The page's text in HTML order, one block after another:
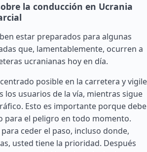
la conducción en Ucrania
estar preparados para algunas
que, lamentablemente, ocurren a
ucranianas hoy en día.
posible en la carretera y vigile
los usuarios de la vía, mientras sigue
Esto es importante porque debe
para el peligro en todo momento.
ceder el paso, incluso donde,
usted tiene la prioridad. Después